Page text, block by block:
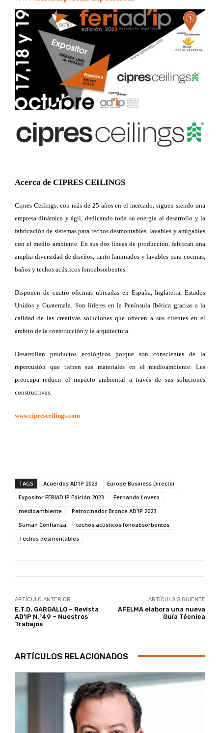
Acerca de CIPRES CEILINGS
Cipres Ceilings, con más de 25 años en el mercado, siguen siendo una
empresa dinámica y ágil, dedicando toda su energía al desarrollo y la
fabricación de sistemas para techos desmontables, lavables y amigables
con el medio ambiente. En sus dos líneas de producción, fabrican una
amplia diversidad de diseños, tanto laminados y lavables para cocinas,
baños y techos acústicos fonoabsorbentes.
Disponen de cuatro oficinas ubicadas en España, Inglaterra, Estados
Unidos y Guatemala. Son líderes en la Península Ibérica gracias a la
calidad de las creativas soluciones que ofrecen a sus clientes en el
ámbito de la construcción y la arquitectura.
Desarrollan productos ecológicos porque son conscientes de la
repercusión que tienen sus materiales en el medioambiente. Les
preocupa reducir el impacto ambiental a través de sus soluciones
constructivas.
www.cipresceilings.com
TAGS Acuerdos AD'IP 2023
Europe Business Director
Expositor FERIAD'IP Edición 2023
Fernando Lovero
medioambiente
Patrocinador Bronce AD'IP 2023
Suman Confianza
techos acústicos fonoabsorbentes
Techos desmontables
ARTÍCULO ANTERIOR
E.T.D. GARGALLO – Revista
AD’IP N.º49 – Nuestros
Trabajos
ARTÍCULO SIGUIENTE
AFELMA elabora una nueva
Guía Técnica
ARTÍCULOS RELACIONADOS